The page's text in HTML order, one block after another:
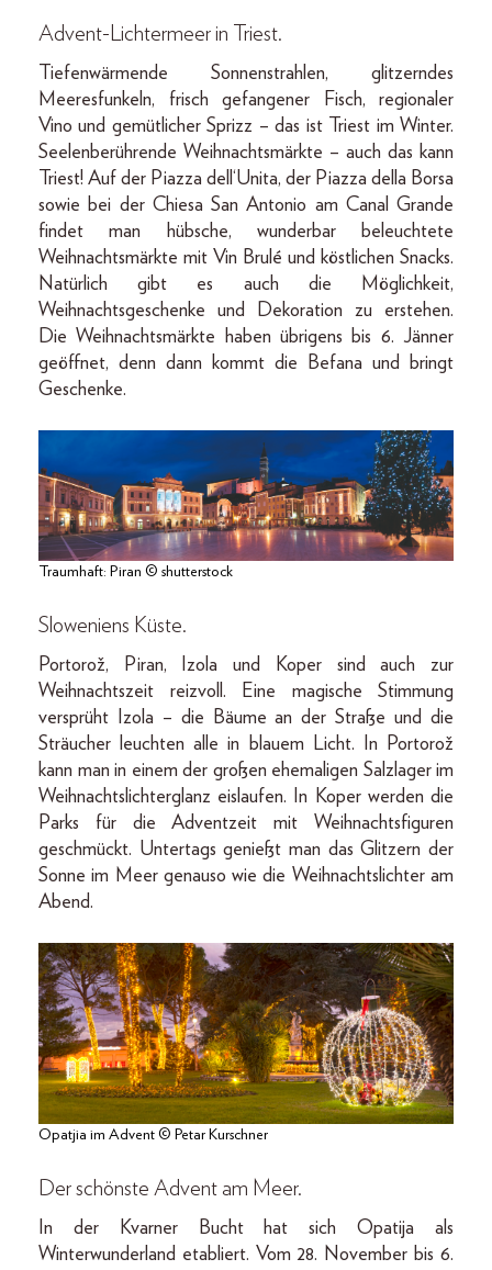
Advent-Lichtermeer in Triest.
Tiefenwärmende Sonnenstrahlen, glitzerndes
Meeresfunkeln, frisch gefangener Fisch, regionaler
Vino und gemütlicher Sprizz – das ist Triest im Winter.
Seelenberührende Weihnachtsmärkte – auch das kann
Triest! Auf der Piazza dell‘Unita, der Piazza della Borsa
sowie bei der Chiesa San Antonio am Canal Grande
findet man hübsche, wunderbar beleuchtete
Weihnachtsmärkte mit Vin Brulé und köstlichen Snacks.
Natürlich gibt es auch die Möglichkeit,
Weihnachtsgeschenke und Dekoration zu erstehen.
Die Weihnachtsmärkte haben übrigens bis 6. Jänner
geöffnet, denn dann kommt die Befana und bringt
Geschenke.
Traumhaft: Piran © shutterstock
Sloweniens Küste.
Portorož, Piran, Izola und Koper sind auch zur
Weihnachtszeit reizvoll. Eine magische Stimmung
versprüht Izola – die Bäume an der Straße und die
Sträucher leuchten alle in blauem Licht. In Portorož
kann man in einem der großen ehemaligen Salzlager im
Weihnachtslichterglanz eislaufen. In Koper werden die
Parks für die Adventzeit mit Weihnachtsfiguren
geschmückt. Untertags genießt man das Glitzern der
Sonne im Meer genauso wie die Weihnachtslichter am
Abend.
Opatjia im Advent © Petar Kurschner
Der schönste Advent am Meer.
In der Kvarner Bucht hat sich Opatija als
Winterwunderland etabliert. Vom 28. November bis 6.